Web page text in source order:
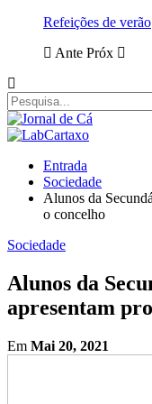
Refeições de verão
Ante Próx
Entrada
Sociedade
Alunos da
o concelho
Sociedade
Alunos da
apresentam
Em Mai 20, 2021